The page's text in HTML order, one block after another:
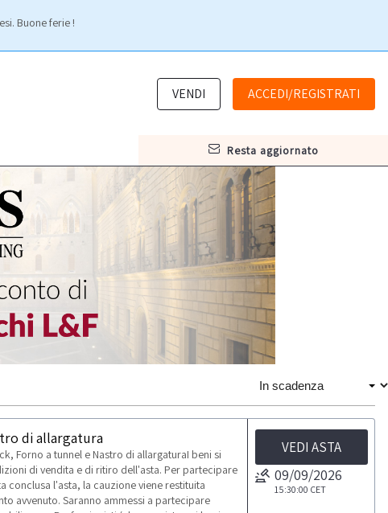
Buone ferie !
VENDI ACCEDI/REGISTRATI
resta aggiornato
di allargatura
Forno a tunnel e Nastro di allargaturaI beni si
di vendita e di ritiro dell'asta. Per partecipare
conclusa l'asta, la cauzione viene restituita
avvenuto. Saranno ammessi a partecipare
VEDI ASTA
09/09/2026
15:30:00 CET